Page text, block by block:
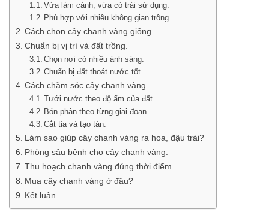
Vừa làm cảnh, vừa có trái sử dụng.
Phù hợp với nhiều không gian trồng.
Cách chọn cây chanh vàng giống.
Chuẩn bị vị trí và đất trồng.
Chọn nơi có nhiều ánh sáng.
Chuẩn bị đất thoát nước tốt.
Cách chăm sóc cây chanh vàng.
Tưới nước theo độ ẩm của đất.
Bón phân theo từng giai đoạn.
Cắt tỉa và tạo tán.
Làm sao giúp cây chanh vàng ra hoa, đậu trái?
Phòng sâu bệnh cho cây chanh vàng.
Thu hoạch chanh vàng đúng thời điểm.
Mua cây chanh vàng ở đâu?
Kết luận.